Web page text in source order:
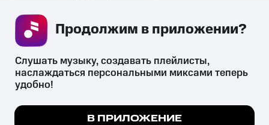
СКАЧАТЬ ПРИЛОЖЕНИЕ
психотропных веществ, их аналогов причиняет вред здоровью,
их незаконный оборот запрещён и влечёт установленную
Мы используем куки, чтобы на сайте все
Слушать музыку, создавать плейлисты,
наслаждаться персональными миксами теперь
удобно!
В ПРИЛОЖЕНИЕ